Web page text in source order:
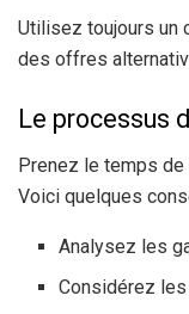
Utilisez toujours un
des offres
Le processus
Prenez le temps
Voici quelques
Analysez les
Considérez